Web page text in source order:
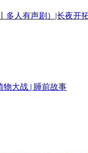
多人有声剧）|长夜开
物大战 | 睡前故事